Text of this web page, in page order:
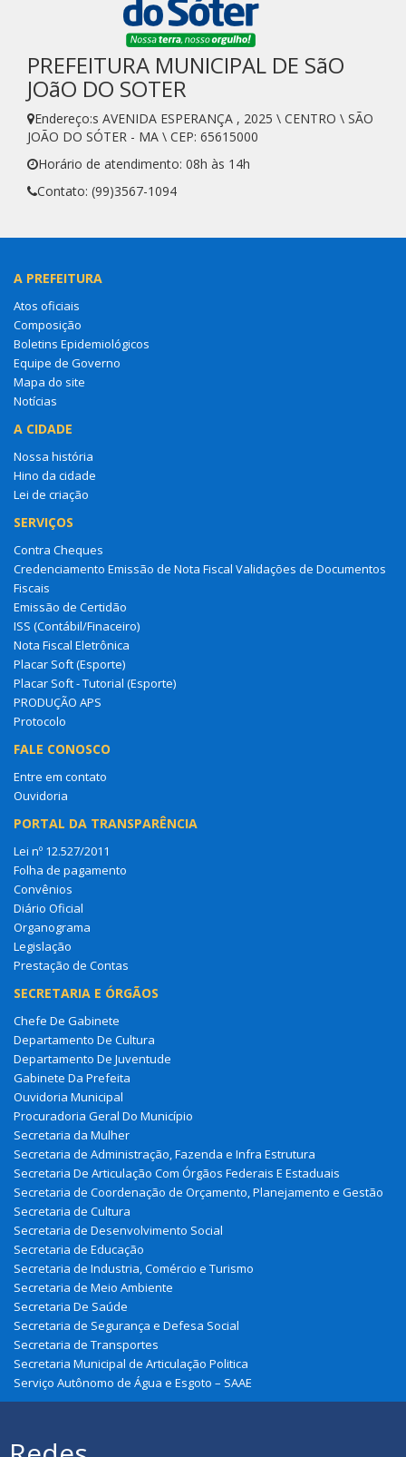
PREFEITURA MUNICIPAL DE SãO
JOãO DO SOTER
Endereço:s AVENIDA ESPERANÇA , 2025 \ CENTRO \ SÃO
JOÃO DO SÓTER - MA \ CEP: 65615000
Horário de atendimento: 08h às 14h
Contato: (99)3567-1094
A PREFEITURA
Atos oficiais
Composição
Boletins Epidemiológicos
Equipe de Governo
Mapa do site
Notícias
A CIDADE
Nossa história
Hino da cidade
Lei de criação
SERVIÇOS
Contra Cheques
Credenciamento Emissão de Nota Fiscal Validações de Documentos
Fiscais
Emissão de Certidão
ISS (Contábil/Finaceiro)
Nota Fiscal Eletrônica
Placar Soft (Esporte)
Placar Soft - Tutorial (Esporte)
PRODUÇÃO APS
Protocolo
FALE CONOSCO
Entre em contato
Ouvidoria
PORTAL DA TRANSPARÊNCIA
Lei nº 12.527/2011
Folha de pagamento
Convênios
Diário Oficial
Organograma
Legislação
Prestação de Contas
SECRETARIA E ÓRGÃOS
Chefe De Gabinete
Departamento De Cultura
Departamento De Juventude
Gabinete Da Prefeita
Ouvidoria Municipal
Procuradoria Geral Do Município
Secretaria da Mulher
Secretaria de Administração, Fazenda e Infra Estrutura
Secretaria De Articulação Com Órgãos Federais E Estaduais
Secretaria de Coordenação de Orçamento, Planejamento e Gestão
Secretaria de Cultura
Secretaria de Desenvolvimento Social
Secretaria de Educação
Secretaria de Industria, Comércio e Turismo
Secretaria de Meio Ambiente
Secretaria De Saúde
Secretaria de Segurança e Defesa Social
Secretaria de Transportes
Secretaria Municipal de Articulação Politica
Serviço Autônomo de Água e Esgoto – SAAE